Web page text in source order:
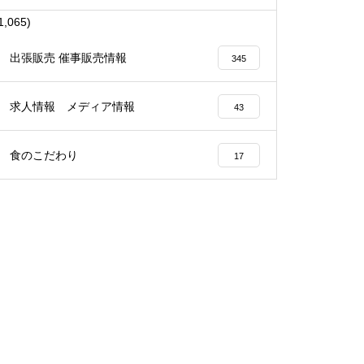
出張販売 催事販売情報 345
求人情報 メディア情報 43
食のこだわり 17